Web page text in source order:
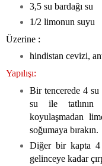
3,5 su bardağı su
1/2 limonun suyu
Üzerine :
hindistan cevizi,
Yapılışı:
Bir tencerede 4 su
su ile tatlının
koyulaşmadan
soğumaya bırakın.
Diğer bir kapta 4
gelinceye kadar